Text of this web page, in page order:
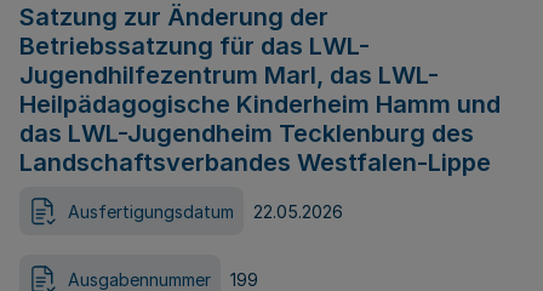
Satzung zur Änderung der
Betriebssatzung für das LWL-
Jugendhilfezentrum Marl, das LWL-
Heilpädagogische Kinderheim Hamm und
das LWL-Jugendheim Tecklenburg des
Landschaftsverbandes Westfalen-Lippe
Ausfertigungsdatum 22.05.2026
Ausgabennummer 199